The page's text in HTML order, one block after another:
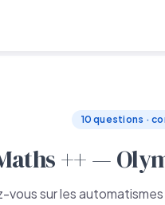
10 questions ·
++ —
vous sur les